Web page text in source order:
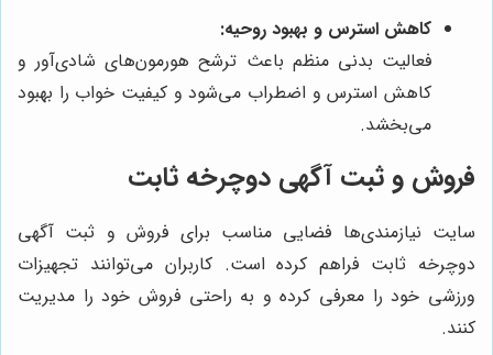
کاهش استرس و بهبود روحیه:
فعالیت بدنی منظم باعث ترشح هورمون‌های شادی‌آور و
کاهش استرس و اضطراب می‌شود و کیفیت خواب را بهبود
می‌بخشد.
فروش و ثبت آگهی دوچرخه ثابت
سایت نیازمندی‌ها فضایی مناسب برای فروش و ثبت آگهی
دوچرخه ثابت فراهم کرده است. کاربران می‌توانند تجهیزات
ورزشی خود را معرفی کرده و به راحتی فروش خود را مدیریت
کنند.